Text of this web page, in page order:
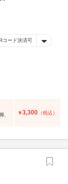
コード決済可
、
￥3,300 （税込）